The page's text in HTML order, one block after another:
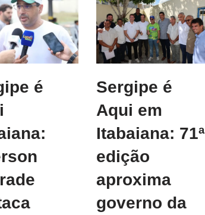
é
Sergipe é
Aqui em
Itabaiana: 71ª
edição
aproxima
governo da